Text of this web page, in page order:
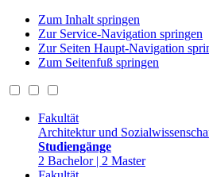
Zum Inhalt springen
Zur Service-Navigation springen
Zur Seiten Haupt-Navigation
Zum Seitenfuß springen
Fakultät
Architektur und
Studiengänge
2 Bachelor | 2 Master